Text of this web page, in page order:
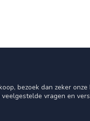
bezoek dan zeker
vragen en